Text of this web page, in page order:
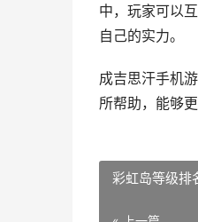
中，玩家可以
自己的实力。
成吉思汗手机
所帮助，能够
彩虹岛等级排